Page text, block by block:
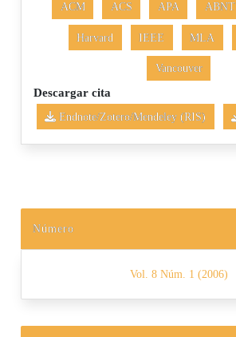
ACM ACS APA ABNT
Harvard IEEE MLA
Vancouver
Descargar cita
Endnote/Zotero/Mendeley (RIS)
Número
Vol. 8 Núm. 1 (2006)